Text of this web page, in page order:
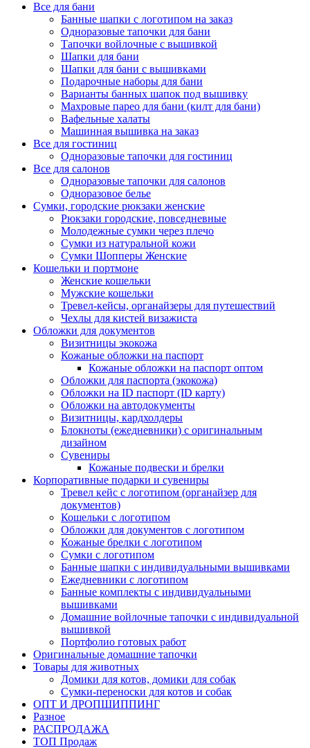
Все для бани
Банные шапки с логотипом на заказ
Одноразовые тапочки для бани
Тапочки войлочные с вышивкой
Шапки для бани
Шапки для бани с вышивками
Подарочные наборы для бани
Варианты банных шапок под вышивку
Махровые парео для бани (килт для бани)
Вафельные халаты
Машинная вышивка на заказ
Все для гостиниц
Одноразовые тапочки для гостиниц
Все для салонов
Одноразовые тапочки для салонов
Одноразовое белье
Сумки, городские рюкзаки женские
Рюкзаки городские, повседневные
Молодежные сумки через плечо
Сумки из натуральной кожи
Сумки Шопперы Женские
Кошельки и портмоне
Женские кошельки
Мужские кошельки
Тревел-кейсы, органайзеры для путешествий
Чехлы для кистей визажиста
Обложки для документов
Визитницы экокожа
Кожаные обложки на паспорт
Кожаные обложки на паспорт оптом
Обложки для паспорта (экокожа)
Обложки на ID паспорт (ID карту)
Обложки на автодокументы
Визитницы, кардхолдеры
Блокноты (ежедневники) с оригинальным
дизайном
Сувениры
Кожаные подвески и брелки
Корпоративные подарки и сувениры
Тревел кейс с логотипом (органайзер для
документов)
Кошельки с логотипом
Обложки для документов с логотипом
Кожаные брелки с логотипом
Сумки с логотипом
Банные шапки с индивидуальными вышивками
Ежедневники с логотипом
Банные комплекты с индивидуальными
вышивками
Домашние войлочные тапочки с индивидуальной
вышивкой
Портфолио готовых работ
Оригинальные домашние тапочки
Товары для животных
Домики для котов, домики для собак
Сумки-переноски для котов и собак
ОПТ И ДРОПШИППИНГ
Разное
РАСПРОДАЖА
ТОП Продаж